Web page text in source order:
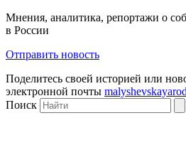
Мнения, аналитика, репортажи о
в России
Отправить новость
Поделитесь своей историей или
электронной почты
Поиск